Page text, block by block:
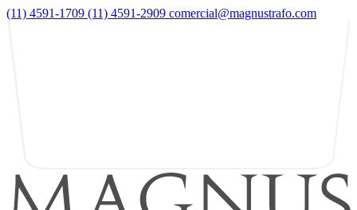
(11) 4591-1709 (11) 4591-2909 comercial@magnustrafo.com